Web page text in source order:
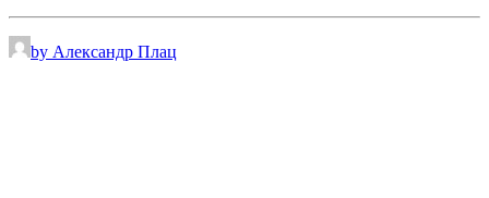
by Александр Плац